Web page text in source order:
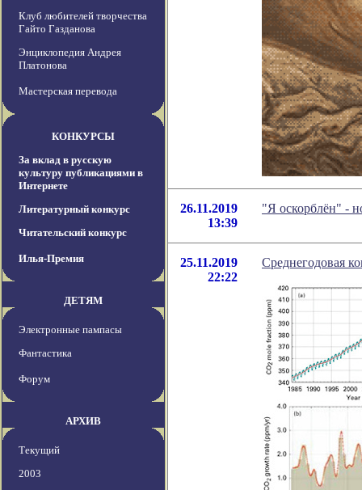
Клуб любителей творчества
Гайто Газданова
Энциклопедия Андрея
Платонова
Мастерская перевода
КОНКУРСЫ
За вклад в русскую
культуру публикациями в
Интернете
Литературный конкурс
Читательский конкурс
Илья-Премия
ДЕТЯМ
Электронные пампасы
Фантастика
Форум
АРХИВ
Текущий
2003
26.11.2019
13:39
"Я оскорблён" -
25.11.2019
22:22
Среднегодовая